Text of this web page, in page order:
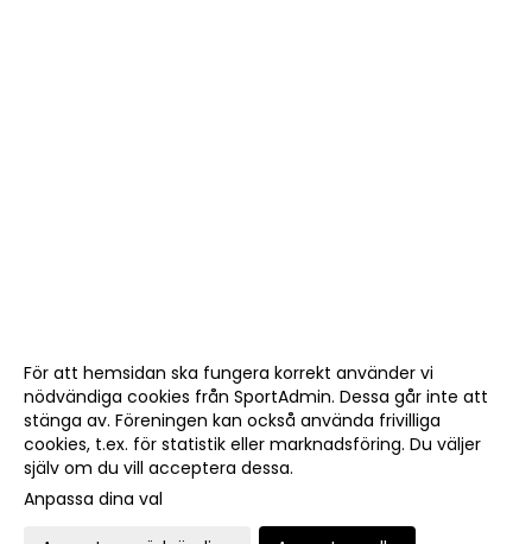
För att hemsidan ska fungera korrekt använder vi
nödvändiga cookies från SportAdmin. Dessa går inte att
stänga av. Föreningen kan också använda frivilliga
cookies, t.ex. för statistik eller marknadsföring. Du väljer
själv om du vill acceptera dessa.
Anpassa dina val